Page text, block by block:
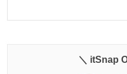
＼ itSnap